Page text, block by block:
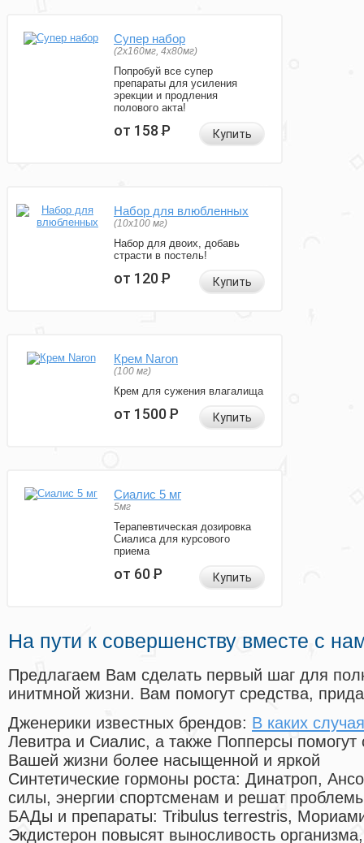
Супер набор
(2х160мг, 4х80мг)
Попробуй все супер
препараты для усиления
эрекции и продления
полового акта!
от 158Р Купить
Набор для влюбленных
(10х100 мг)
Набор для двоих, добавь
страсти в постель!
от 120Р Купить
Крем Naron
(100 мг)
Крем для сужения влагалища
от 1500Р Купить
Сиалис 5 мг
5мг
Терапевтическая дозировка
Сиалиса для курсового
приема
от 60Р Купить
На пути к совершенству вместе с
Предлагаем Вам сделать первый шаг для
инитмной жизни. Вам помогут средства,
Дженерики известных брендов: В каких
Левитра и Сиалис, а также Попперсы помогут
Вашей жизни более насыщенной и яркой
Синтетические гормоны роста: Динатроп,
силы, энергии спортсменам и решат
БАДы и препараты: Tribulus terrestris,
Экдистерон повысят выносливость